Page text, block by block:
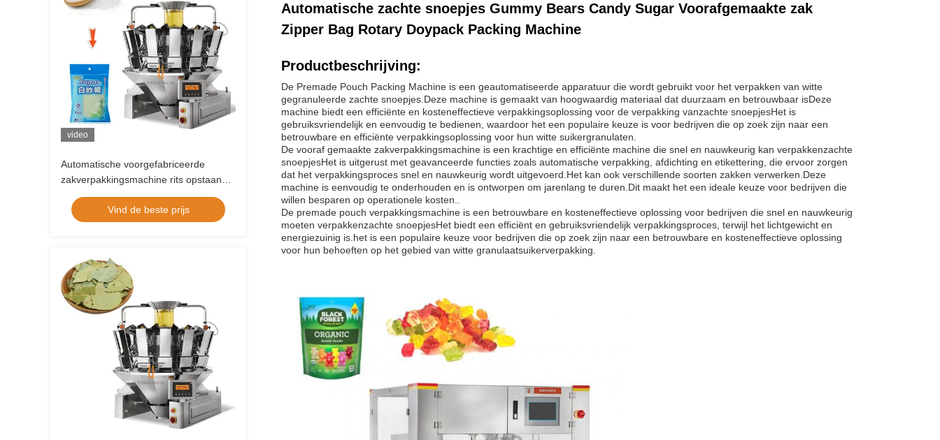
video
Automatische voorgefabriceerde
zakverpakkingsmachine rits opstaande
zak suikergranulaat zout rijstgraan
verpakkingsmachine
Vind de beste prijs
Automatische zachte snoepjes Gummy Bears Candy Sugar Voorafgemaakte zak
Zipper Bag Rotary Doypack Packing Machine
Productbeschrijving:
De Premade Pouch Packing Machine is een geautomatiseerde apparatuur die wordt gebruikt voor het verpakken van witte
gegranuleerde zachte snoepjes.Deze machine is gemaakt van hoogwaardig materiaal dat duurzaam en betrouwbaar isDeze
machine biedt een efficiënte en kosteneffectieve verpakkingsoplossing voor de verpakking vanzachte snoepjesHet is
gebruiksvriendelijk en eenvoudig te bedienen, waardoor het een populaire keuze is voor bedrijven die op zoek zijn naar een
betrouwbare en efficiënte verpakkingsoplossing voor hun witte suikergranulaten.
De vooraf gemaakte zakverpakkingsmachine is een krachtige en efficiënte machine die snel en nauwkeurig kan verpakkenzachte
snoepjesHet is uitgerust met geavanceerde functies zoals automatische verpakking, afdichting en etikettering, die ervoor zorgen
dat het verpakkingsproces snel en nauwkeurig wordt uitgevoerd.Het kan ook verschillende soorten zakken verwerken.Deze
machine is eenvoudig te onderhouden en is ontworpen om jarenlang te duren.Dit maakt het een ideale keuze voor bedrijven die
willen besparen op operationele kosten..
De premade pouch verpakkingsmachine is een betrouwbare en kosteneffectieve oplossing voor bedrijven die snel en nauwkeurig
moeten verpakkenzachte snoepjesHet biedt een efficiënt en gebruiksvriendelijk verpakkingsproces, terwijl het lichtgewicht en
energiezuinig is.het is een populaire keuze voor bedrijven die op zoek zijn naar een betrouwbare en kosteneffectieve oplossing
voor hun behoeften op het gebied van witte granulaatsuikerverpakking.